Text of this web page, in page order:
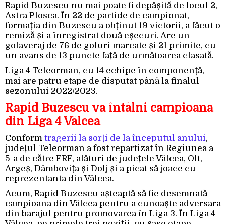
Rapid Buzescu nu mai poate fi depășită de locul 2,
Astra Plosca. În 22 de partide de campionat,
formația din Buzescu a obținut 19 victorii, a făcut o
remiză și a înregistrat două eșecuri. Are un
golaveraj de 76 de goluri marcate și 21 primite, cu
un avans de 13 puncte față de următoarea clasată.
Liga 4 Teleorman, cu 14 echipe în componență,
mai are patru etape de disputat până la finalul
sezonului 2022/2023.
Rapid Buzescu va întâlni campioana
din Liga 4 Vâlcea
Conform tragerii la sorți de la începutul anului,
județul Teleorman a fost repartizat în Regiunea a
5-a de către FRF, alături de județele Vâlcea, Olt,
Argeș, Dâmbovița și Dolj și a picat să joace cu
reprezentanta din Vâlcea.
Acum, Rapid Buzescu așteaptă să fie desemnată
campioana din Vâlcea pentru a cunoaște adversara
din barajul pentru promovarea în Liga 3. În Liga 4